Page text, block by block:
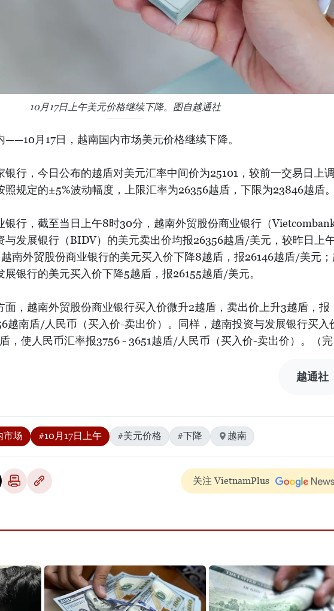
10月17日上午美元价格继续下降。图自越通社
——10月17日，越南国内市场美元价格继续下降。
银行，今日公布的越盾对美元汇率中间价为25101，较前一交易日上
照规定的±5%波动幅度，上限汇率为26356越盾，下限为23846越盾。
银行，截至当日上午8时30分，越南外贸股份商业银行（Vietcombank
与发展银行（BIDV）的美元卖出价均报26356越盾/美元，较昨日上
南外贸股份商业银行的美元买入价下降8越盾，报26146越盾/美元；
展银行的美元买入价下降5越盾，报26155越盾/美元。
面，越南外贸股份商业银行买入价微升2越盾，卖出价上升3越盾，报
越南盾/人民币（买入价-卖出价）。同样，越南投资与发展银行买入
，使人民币汇率报3756 - 3651越盾/人民币（买入价-卖出价）。（完
越通社
市场 #10月17日上午 #美元价格 #下降 越南
关注 VietnamPlus